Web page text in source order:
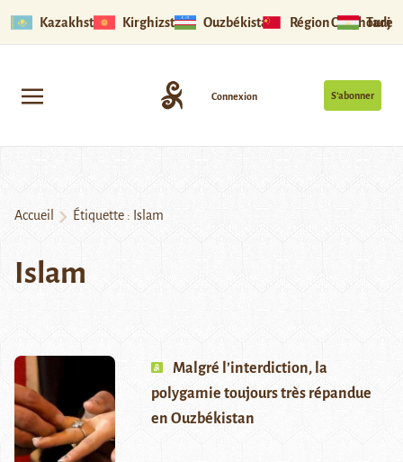
Kazakhstan Kirghizstan Ouzbékistan Région Ouïghoure
S’abonner
Connexion
Accueil Étiquette : Islam
Islam
Malgré l’interdiction, la
polygamie toujours très répandue
en Ouzbékistan